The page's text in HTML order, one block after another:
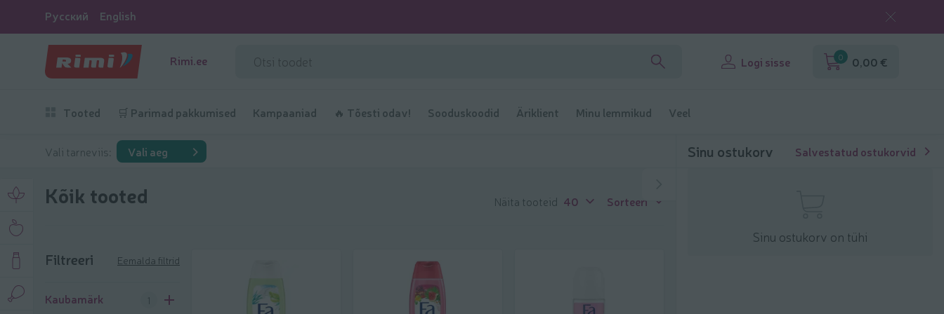
Русский English
Rimi.ee Logi sisse 0 0,00 €
Tooted 🛒 Parimad pakkumised Kampaaniad 🔥 Tõesti odav! Sooduskoodid Äriklient Minu lemmikud Veel
Vali tarneviis: Vali aeg
Kõik tooted Näita tooteid 40 Sorteeri
Filtreeri Eemalda filtrid
Kaubamärk 1
Sinu ostukorv Salvestatud ostukorvid
Sinu ostukorv on tühi